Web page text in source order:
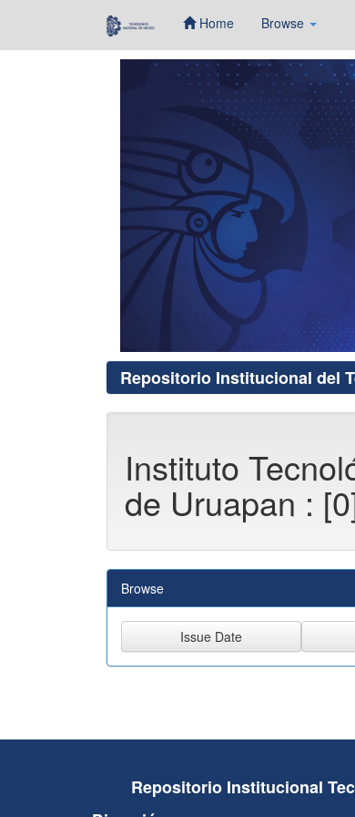
Home Browse
Repositorio Institucional del
Instituto
de Uruapan :
Browse
Repositorio Institucional